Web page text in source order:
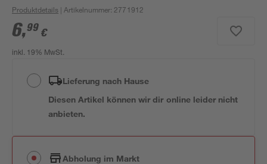
Produktdetails | Artikelnummer: 2771912
6,99 €
inkl. 19% MwSt.
Lieferung nach Hause
Diesen Artikel können wir dir online leider nicht
anbieten.
Abholung im Markt